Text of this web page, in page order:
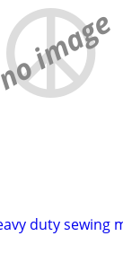
no image